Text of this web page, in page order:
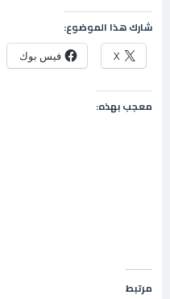
شارك هذا الموضوع:
X فيس بوك
معجب بهذه:
مرتبط